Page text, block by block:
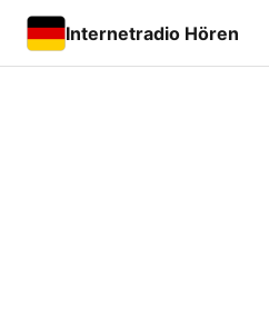
Internetradio Hören